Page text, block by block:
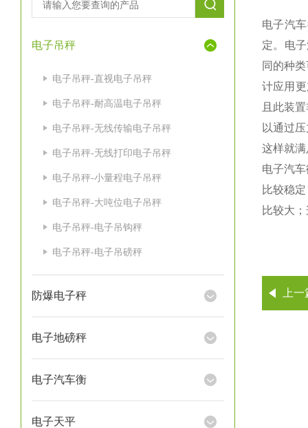
电子吊秤
电子吊秤-直视电子吊秤
电子吊秤-耐高温电子吊秤
电子吊秤-无线传输电子吊秤
电子吊秤-无线打印电子吊秤
电子吊秤-小量程电子吊秤
电子吊秤-大吨位电子吊秤
电子吊秤-电子吊钩秤
电子吊秤-电子吊磅秤
防爆电子秤
电子地磅秤
电子汽车衡
电子天平
电子汽
定。电
同的种
计应用
且此装
以通过
这样就
电子汽
比较稳
比较大
上